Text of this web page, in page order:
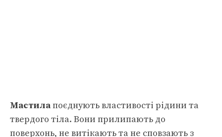
Мастилапоєднують властивості рідини та
твердого тіла. Вони прилипають до
поверхонь, не витікають та не сповзають з